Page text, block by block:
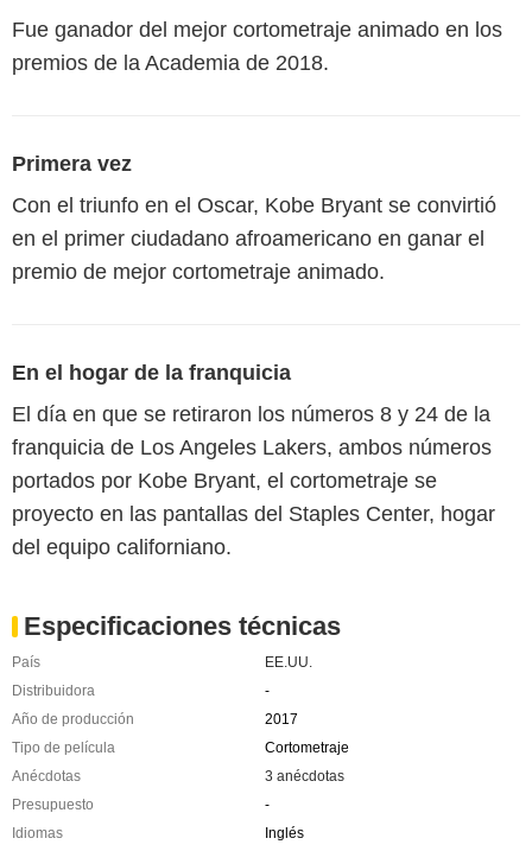
Fue ganador del mejor cortometraje animado en los
premios de la Academia de 2018.
Primera vez
Con el triunfo en el Oscar, Kobe Bryant se convirtió
en el primer ciudadano afroamericano en ganar el
premio de mejor cortometraje animado.
En el hogar de la franquicia
El día en que se retiraron los números 8 y 24 de la
franquicia de Los Angeles Lakers, ambos números
portados por Kobe Bryant, el cortometraje se
proyecto en las pantallas del Staples Center, hogar
del equipo californiano.
Especificaciones técnicas
País
EE.UU.
Distribuidora
-
Año de producción
2017
Tipo de película
Cortometraje
Anécdotas
3 anécdotas
Presupuesto
-
Idiomas
Inglés